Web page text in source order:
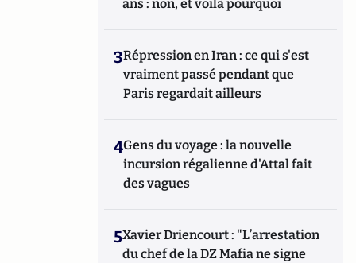
ans : non, et voilà pourquoi
3Répression en Iran : ce qui s'est
vraiment passé pendant que
Paris regardait ailleurs
4Gens du voyage : la nouvelle
incursion régalienne d'Attal fait
des vagues
5Xavier Driencourt : "L’arrestation
du chef de la DZ Mafia ne signe